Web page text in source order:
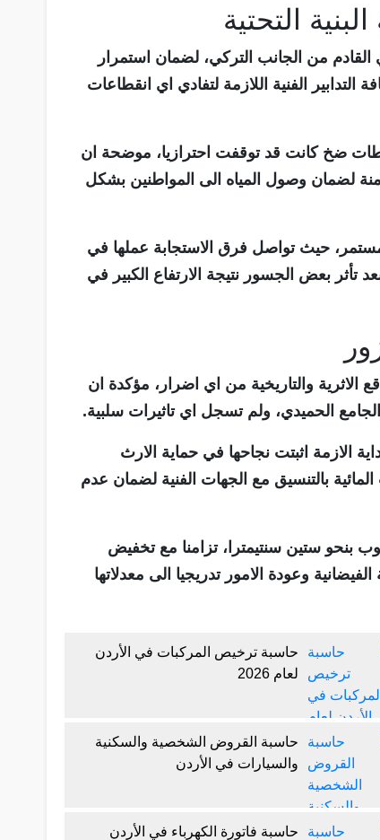
التحتية
القادم من الجانب التركي، لضمان استمرار
الفنية اللازمة لتفادي اي انقطاعات
ضخ كانت قد توقفت احترازيا، موضحة ان
لضمان وصول المياه الى المواطنين بشكل
حيث تواصل فرق الاستجابة عملها في
تأثر بعض الجسور نتيجة الارتفاع الكبير في
والتاريخية من اي اضرار، مؤكدة ان
الحميدي، ولم تسجل اي تاثيرات سلبية.
الازمة اثبتت نجاحها في حماية الارث
بالتنسيق مع الجهات الفنية لضمان عدم
بنحو ستين سنتيمترا، تزامنا مع تخفيض
وعودة الامور تدريجيا الى معدلاتها
حاسبة ترخيص المركبات في الأردن
لعام 2026
حاسبة القروض الشخصية والسكنية
والسيارات في الأردن
حاسبة فاتورة الكهرباء في الأردن